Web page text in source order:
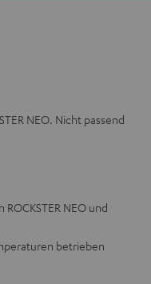
NEO. Nicht passend
NEO und
betrieben